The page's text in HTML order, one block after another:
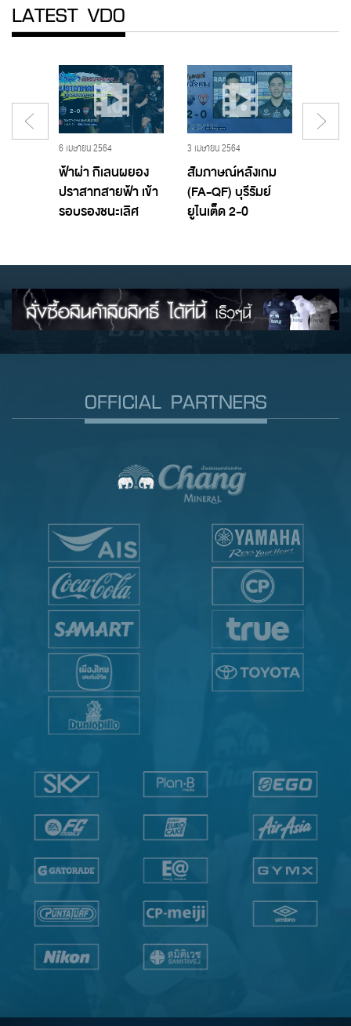
LATEST VDO
6 เมษายน 2564
ฟ้าผ่า กิเลนผยอง
ปราสาทสายฟ้า เข้า
รอบรองชนะเลิศ
เมืองทอง ยูไนเต็ด
3 เมษายน 2564
สัมภาษณ์หลังเกม
(FA-QF) บุรีรัมย์
ยูไนเต็ด 2-0
OFFICIAL PARTNERS